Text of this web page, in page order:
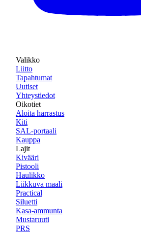
Valikko
Liitto
Tapahtumat
Uutiset
Yhteystiedot
Oikotiet
Aloita harrastus
Kiti
SAL-portaali
Kauppa
Lajit
Kivääri
Pistooli
Haulikko
Liikkuva maali
Practical
Siluetti
Kasa-ammunta
Mustaruuti
PRS